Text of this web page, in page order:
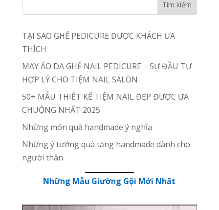
TẠI SAO GHẾ PEDICURE ĐƯỢC KHÁCH ƯA
THÍCH
MAY ÁO DA GHẾ NAIL PEDICURE – SỰ ĐẦU TƯ
HỢP LÝ CHO TIỆM NAIL SALON
50+ MẪU THIẾT KẾ TIỆM NAIL ĐẸP ĐƯỢC ƯA
CHUỘNG NHẤT 2025
Những món quà handmade ý nghĩa
Những ý tưởng quà tặng handmade dành cho
người thân
Những Mẫu Giường Gội Mới Nhất